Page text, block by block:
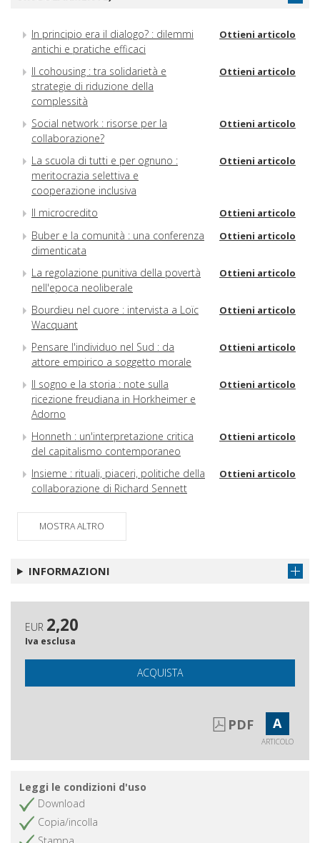
In principio era il dialogo? : dilemmi
antichi e pratiche efficaci
Ottieni articolo
Il cohousing : tra solidarietà e
strategie di riduzione della
complessità
Ottieni articolo
Social network : risorse per la
collaborazione?
Ottieni articolo
La scuola di tutti e per ognuno :
meritocrazia selettiva e
cooperazione inclusiva
Ottieni articolo
Il microcredito Ottieni articolo
Buber e la comunità : una conferenza
dimenticata
Ottieni articolo
La regolazione punitiva della povertà
nell'epoca neoliberale
Ottieni articolo
Bourdieu nel cuore : intervista a Loïc
Wacquant
Ottieni articolo
Pensare l'individuo nel Sud : da
attore empirico a soggetto morale
Ottieni articolo
Il sogno e la storia : note sulla
ricezione freudiana in Horkheimer e
Adorno
Ottieni articolo
Honneth : un'interpretazione critica
del capitalismo contemporaneo
Ottieni articolo
Insieme : rituali, piaceri, politiche della
collaborazione di Richard Sennett
Ottieni articolo
Replica a Roberta De Monticelli
Note di lettura
MOSTRA ALTRO
INFORMAZIONI
EUR 2,20
Iva esclusa
ACQUISTA
PDF A
ARTICOLO
Leggi le condizioni d'uso
Download
Copia/incolla